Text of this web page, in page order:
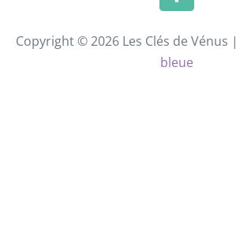
Copyright © 2026 Les Clés de Vénus |
bleue